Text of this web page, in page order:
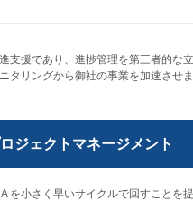
支援であり、進捗管理を第三者的な
タリングから御社の事業を加速させま
ジェクトマネージメント
を小さく早いサイクルで回すことを提